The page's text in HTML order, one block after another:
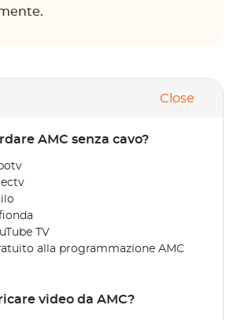
Close
AMC senza cavo?
TV
alla programmazione AMC
video da AMC?